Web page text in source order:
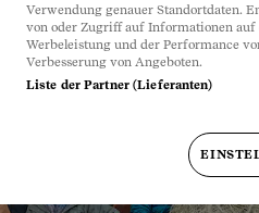
Verwendung genauer Standortdaten.
von oder Zugriff auf Informationen auf
Werbeleistung und der Performance
Verbesserung von Angeboten.
Liste der Partner (Lieferanten)